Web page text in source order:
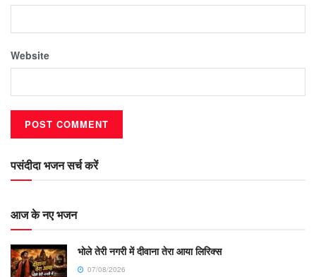
Website
पसंदीदा भजन सर्च करें
आज के नए भजन
भोले तेरी नगरी में दीवाना तेरा आया लिरिक्स
07/08/2026